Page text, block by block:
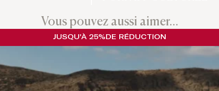
Vous pouvez aussi aimer…
JUSQU'À 25% DE RÉDUCTION